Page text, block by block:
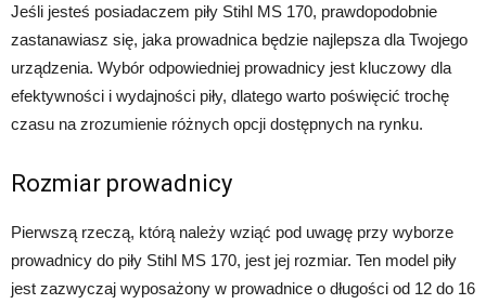
Jeśli jesteś posiadaczem piły Stihl MS 170, prawdopodobnie
zastanawiasz się, jaka prowadnica będzie najlepsza dla Twojego
urządzenia. Wybór odpowiedniej prowadnicy jest kluczowy dla
efektywności i wydajności piły, dlatego warto poświęcić trochę
czasu na zrozumienie różnych opcji dostępnych na rynku.
Rozmiar prowadnicy
Pierwszą rzeczą, którą należy wziąć pod uwagę przy wyborze
prowadnicy do piły Stihl MS 170, jest jej rozmiar. Ten model piły
jest zazwyczaj wyposażony w prowadnice o długości od 12 do 16